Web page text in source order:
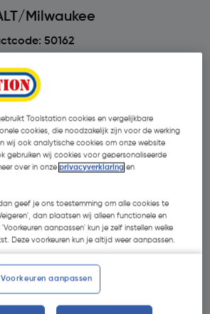
Milwaukee
50162
- 10 %
Toolstation cookies en vergelijkbare
cookies, die noodzakelijk zijn voor de werking
wij ook analytische cookies om onze website
gebruiken wij cookies voor gepersonaliseerde
over in onzeprivacyverklaring en
geef je ons toestemming om alle cookies te
dan plaatsen wij alleen functionele en
aanpassen' kun je zelf instellen welke
Deze voorkeuren kun je altijd weer aanpassen.
Voorkeuren aanpassen